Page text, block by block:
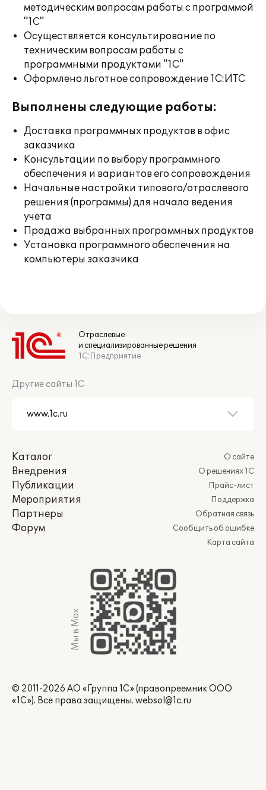
методическим вопросам работы с программой
"1С"
Осуществляется консультирование по
техническим вопросам работы с
программными продуктами "1С"
Оформлено льготное сопровождение 1С:ИТС
Выполнены следующие работы:
Доставка программных продуктов в офис
заказчика
Консультации по выбору программного
обеспечения и вариантов его сопровождения
Начальные настройки типового/отраслевого
решения (программы) для начала ведения
учета
Продажа выбранных программных продуктов
Установка программного обеспечения на
компьютеры заказчика
Отраслевые
и специализированные решения
1С:Предприятие
Другие сайты 1С
Каталог
Внедрения
Публикации
Мероприятия
Партнеры
Форум
О сайте
О решениях 1С
Прайс-лист
Поддержка
Обратная связь
Сообщить об ошибке
Карта сайта
Мы в Max
© 2011-2026 АО «Группа 1С» (правопреемник ООО
«1С»). Все права защищены. websol@1c.ru